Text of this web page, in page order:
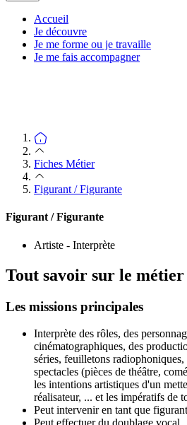
Accueil
Je découvre
Je me forme ou je travaille
Je me fais accompagner
Fiches Métier
Figurant / Figurante
Figurant / Figurante
Artiste - Interprète
Tout savoir sur le métier
Les missions principales
Interprète des rôles, des
cinématographiques, des
séries, feuilletons
spectacles (pièces de théâtre,
les intentions artistiques d'un
réalisateur, ... et les impératifs de
Peut intervenir en tant que